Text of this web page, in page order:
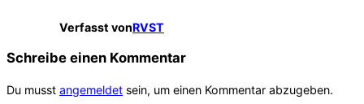
Verfasst vonRVST
Schreibe einen Kommentar
Du musst angemeldet sein, um einen Kommentar abzugeben.